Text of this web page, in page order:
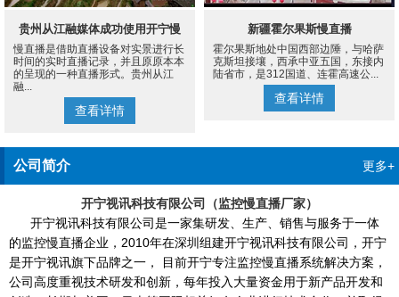
贵州从江融媒体成功使用开宁慢
直播设备案例
慢直播是借助直播设备对实景进行长
时间的实时直播记录，并且原原本本
的呈现的一种直播形式。贵州从江
融...
查看详情
新疆霍尔果斯慢直播
霍尔果斯地处中国西部边陲，与哈萨
克斯坦接壤，西承中亚五国，东接内
陆省市，是312国道、连霍高速公...
查看详情
公司简介 更多+
开宁视讯科技有限公司（监控慢直播厂家）
开宁视讯科技有限公司是一家集研发、生产、销售与服务于一体
的监控慢直播企业，2010年在深圳组建开宁视讯科技有限公司，开宁
是开宁视讯旗下品牌之一， 目前开宁专注监控慢直播系统解决方案，
公司高度重视技术研发和创新，每年投入大量资金用于新产品开发和